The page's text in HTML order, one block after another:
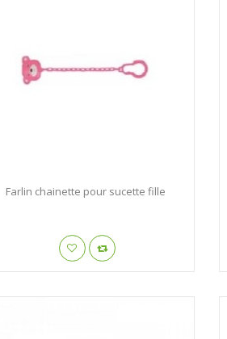
Farlin chainette pour sucette fille